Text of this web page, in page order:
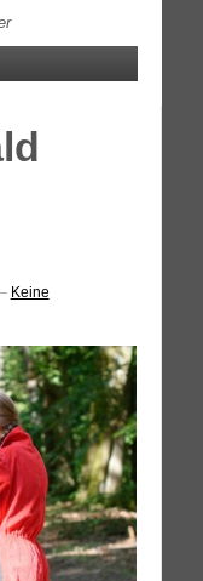
Keine